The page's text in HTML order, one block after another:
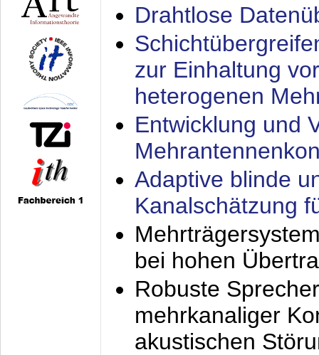
Drahtlose
zur Einhaltung
heterogenen
Entwicklung und
Adaptive blinde
Kanalschätzung
bei hohen
Robuste
mehrkanaliger
akustischen